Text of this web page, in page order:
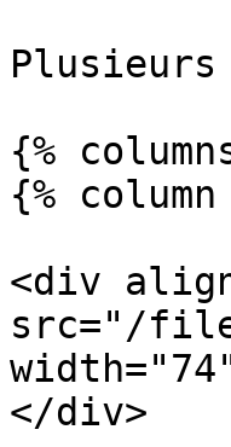
{%
{%
<div
src="/
</div>